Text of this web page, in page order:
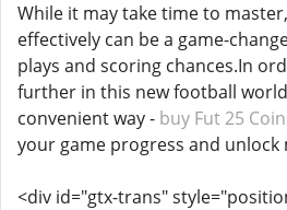
While it may take time to
effectively can be a game-
plays and scoring chances.In
further in this new football
convenient way - buy Fut 25
your game progress and
<div id="gtx-trans"